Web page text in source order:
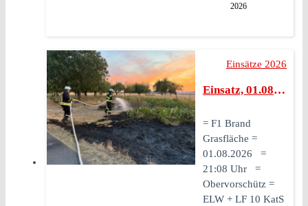
2026
Einsätze 2026
Einsatz, 01.08.2026, 21:08 Uhr, F1 Brand Grasfläche
= F1 Brand
Grasfläche =
01.08.2026 =
21:08 Uhr =
Obervorschütz =
ELW + LF 10 KatS